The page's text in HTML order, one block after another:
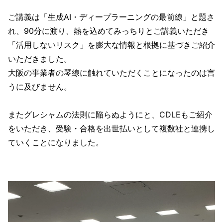
ご講義は「生成AI・ディープラーニングの最前線」と題さ
れ、90分に渡り、熱を込めてみっちりとご講義いただき
「活用しないリスク」を膨大な情報と根拠に基づきご紹介
いただきました。
大阪の事業者の琴線に触れていただくことになったのは言
うに及びません。
またグレシャムの法則に陥らぬようにと、CDLEもご紹介
をいただき、受験・合格を出世払いとして複数社と連携し
ていくことになりました。